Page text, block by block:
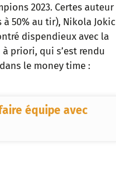
2023. Certes auteur
50% au tir), Nikola Jokic
dispendieux avec la
priori, qui s’est rendu
le money time :
équipe avec